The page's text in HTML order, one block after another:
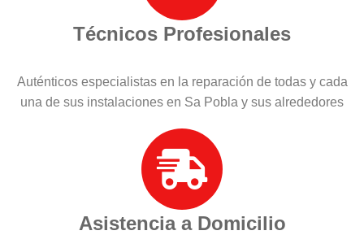
Técnicos Profesionales
Auténticos especialistas en la reparación de todas y cada
una de sus instalaciones en Sa Pobla y sus alrededores
Asistencia a Domicilio